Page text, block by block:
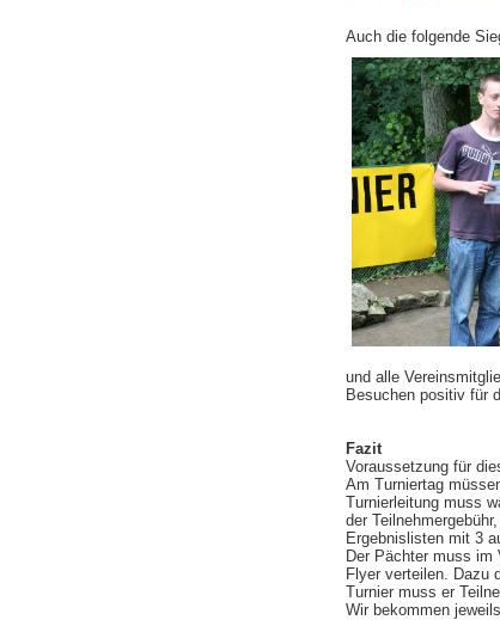
Auch die folgende
und alle
Besuchen positiv für
Fazit
Voraussetzung für
Am Turniertag
Turnierleitung muss
der
Ergebnislisten mit 3
Der Pächter muss im
Flyer verteilen. Dazu
Turnier muss er
Wir bekommen